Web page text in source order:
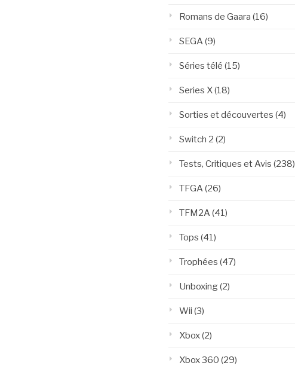
Romans de Gaara (16)
SEGA (9)
Séries télé (15)
Series X(18)
Sorties et découvertes (4)
Switch 2 (2)
Tests, Critiques et Avis (238)
TFGA (26)
TFM2A (41)
Tops (41)
Trophées (47)
Unboxing(2)
Wii (3)
Xbox(2)
Xbox 360 (29)